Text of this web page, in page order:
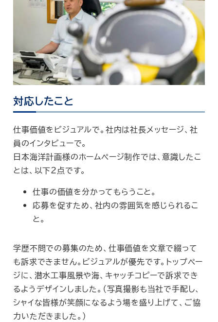
対応したこと
仕事価値をビジュアルで。社内は社長メッセージ、社
員のインタビューで。
日本海洋計画様のホームページ制作では、意識したこ
とは、以下２点です。
仕事の価値を分かってもらうこと。
応募を促すため、社内の雰囲気を感じられるこ
と。
学歴不問での募集のため、仕事価値を文章で綴って
も訴求できません。ビジュアルが優先です。トップペー
ジに、潜水工事風景や海、キャッチコピーで訴求でき
るようデザインしました。（写真撮影も当社で手配し、
シャイな皆様が笑顔になるよう場を盛り上げて、ご協
力いただきました。）